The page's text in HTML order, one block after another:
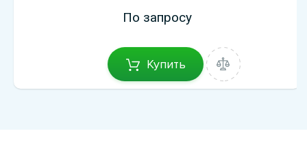
По запросу
Купить